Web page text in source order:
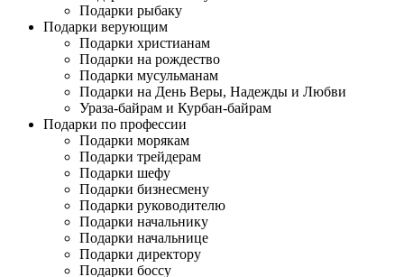
Подарки рыбаку
Подарки верующим
Подарки христианам
Подарки на рождество
Подарки мусульманам
Подарки на День Веры, Надежды и Любви
Ураза-байрам и Курбан-байрам
Подарки по профессии
Подарки морякам
Подарки трейдерам
Подарки шефу
Подарки бизнесмену
Подарки руководителю
Подарки начальнику
Подарки начальнице
Подарки директору
Подарки боссу